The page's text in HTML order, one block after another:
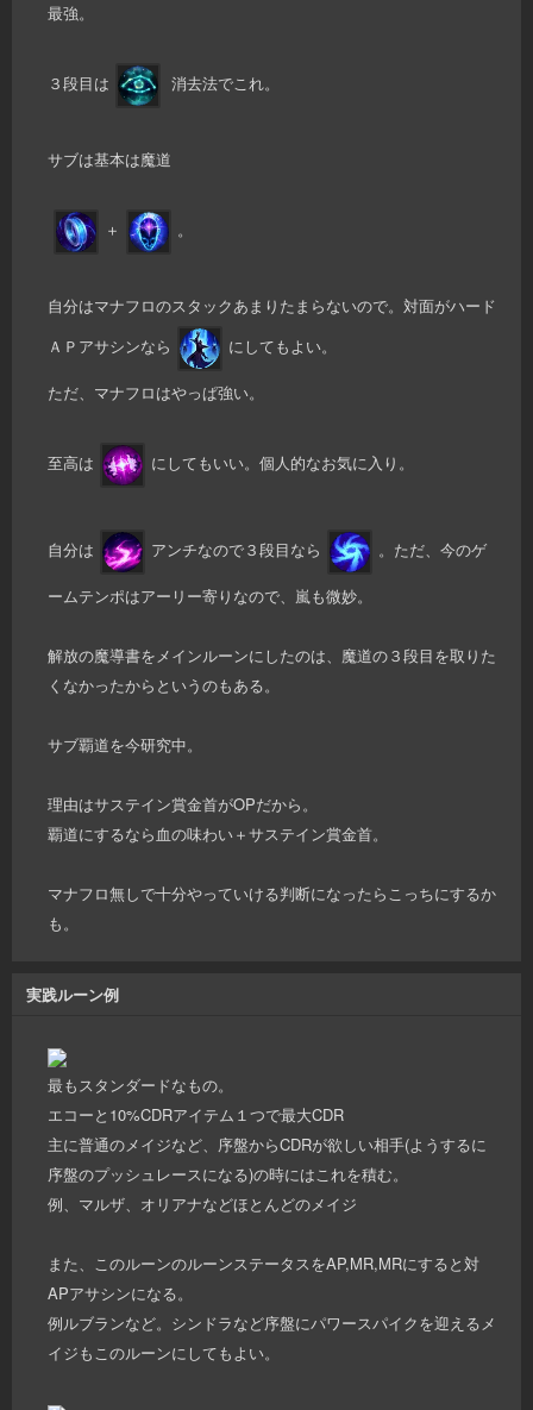
最強。
３段目は 消去法でこれ。
サブは基本は魔道
＋ 。
自分はマナフロのスタックあまりたまらないので。対面がハード
ＡＰアサシンなら
にしてもよい。
ただ、マナフロはやっぱ強い。
至高は にしてもいい。個人的なお気に入り。
自分は アンチなので３段目なら 。ただ、今のゲ
ームテンポはアーリー寄りなので、嵐も微妙。
解放の魔導書をメインルーンにしたのは、魔道の３段目を取りた
くなかったからというのもある。
サブ覇道を今研究中。
理由はサステイン賞金首がOPだから。
覇道にするなら血の味わい＋サステイン賞金首。
マナフロ無しで十分やっていける判断になったらこっちにするか
も。
実践ルーン例
最もスタンダードなもの。
エコーと10%CDRアイテム１つで最大CDR
主に普通のメイジなど、序盤からCDRが欲しい相手(ようするに
序盤のプッシュレースになる)の時にはこれを積む。
例、マルザ、オリアナなどほとんどのメイジ
また、このルーンのルーンステータスをAP,MR,MRにすると対
APアサシンになる。
例ルブランなど。シンドラなど序盤にパワースパイクを迎えるメ
イジもこのルーンにしてもよい。